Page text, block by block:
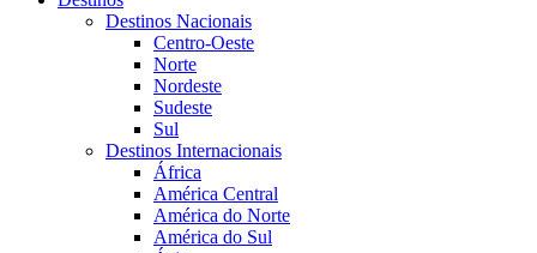
Destinos Nacionais
Centro-Oeste
Norte
Nordeste
Sudeste
Sul
Destinos Internacionais
África
América Central
América do Norte
América do Sul